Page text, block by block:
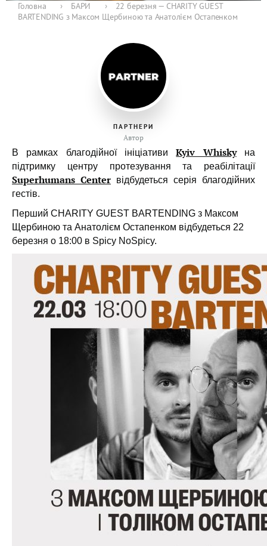
Головна › БАРИ ›
22 березня — CHARITY GUEST
BARTENDING з Максом Щербиною та Анатолієм Остапенком
ПАРТНЕРИ
Автор
В рамках благодійної ініціативиKyiv Whiskyна
підтримку центру протезування та реабілітації
Superhumans Center відбудеться серія благодійних
гестів.
Перший CHARITY GUEST BARTENDING з Максом
Щербиною та Анатолієм Остапенком відбудеться 22
березня о 18:00 в Spicy NoSpicy.